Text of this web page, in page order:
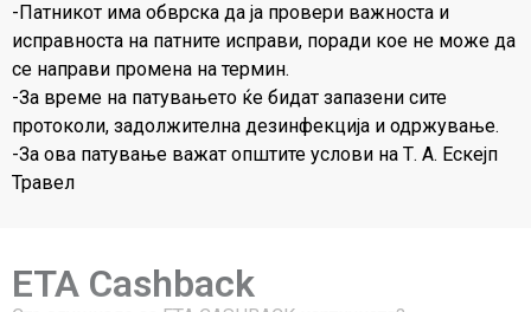
-Патникот има обврска да ја провери важноста и
исправноста на патните исправи, поради кое не може да
се направи промена на термин.
-За време на патувањето ќе бидат запазени сите
протоколи, задолжителна дезинфекција и одржување.
-За ова патување важат општите услови на Т. А. Ескејп
Травел
ETA Cashback